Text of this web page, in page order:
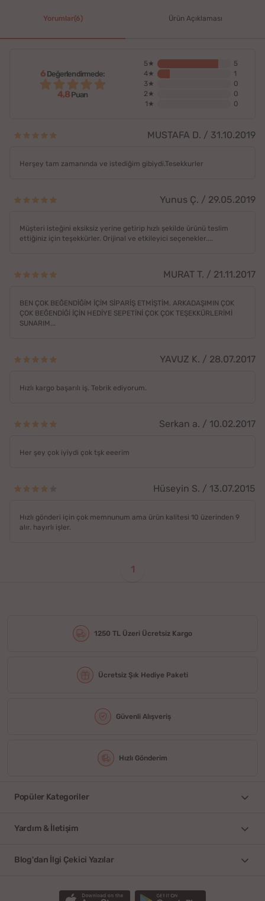
Yorumlar(6) Ürün Açıklaması
6Değerlendirmede:
4,8Puan
5★
5
4★
1
3★
0
2★
0
1★
0
MUSTAFA D. / 31.10.2019
Herşey tam zamanında ve istediğim gibiydi.Tesekkurler
Yunus Ç. / 29.05.2019
Müşteri isteğini eksiksiz yerine getirip hızlı şekilde ürünü teslim
ettiğiniz için teşekkürler. Orijinal ve etkileyici seçenekler....
MURAT T. / 21.11.2017
BEN ÇOK BEĞENDİĞİM İÇİM SİPARİŞ ETMİŞTİM. ARKADAŞIMIN ÇOK
ÇOK BEĞENDİĞİ İÇİN HEDİYE SEPETİNİ ÇOK ÇOK TEŞEKKÜRLERİMİ
SUNARIM...
YAVUZ K. / 28.07.2017
Hızlı kargo başarılı iş. Tebrik ediyorum.
Serkan a. / 10.02.2017
Her şey çok iyiydi çok tşk eeerim
Hüseyin S. / 13.07.2015
Hızlı gönderi için çok memnunum ama ürün kalitesi 10 üzerinden 9
alır. hayırlı işler.
1
1250 TL Üzeri Ücretsiz Kargo
Ücretsiz Şık Hediye Paketi
Güvenli Alışveriş
Hızlı Gönderim
Popüler Kategoriler
Yardım & İletişim
Blog'dan İlgi Çekici Yazılar